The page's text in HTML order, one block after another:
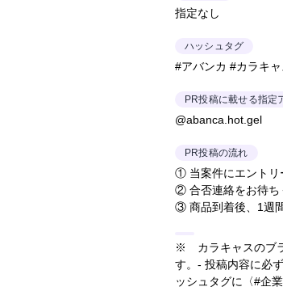
指定なし
ハッシュタグ
#アバンカ #カラキャ
PR投稿に載せる指定
@abanca.hot.gel
PR投稿の流れ
① 当案件にエントリ
② 合否連絡をお待ち
③ 商品到着後、1週
※ カラキャスのブ
す。- 投稿内容に必
ッシュタグに〈#企